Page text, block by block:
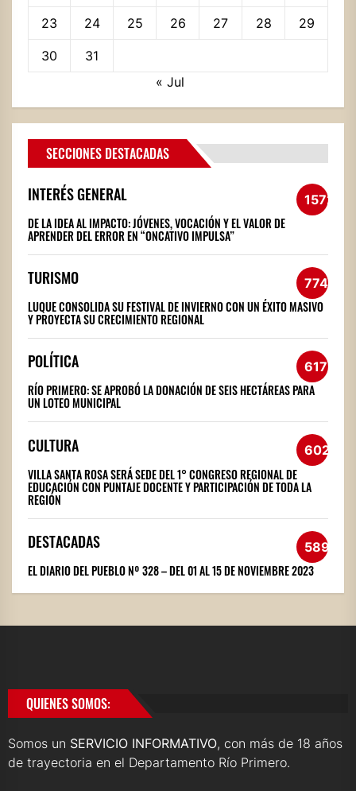
23 24 25 26 27 28 29
30
31
« Jul
SECCIONES DESTACADAS
INTERÉS GENERAL 1572
DE LA IDEA AL IMPACTO: JÓVENES, VOCACIÓN Y EL VALOR DE
APRENDER DEL ERROR EN “ONCATIVO IMPULSA”
TURISMO 774
LUQUE CONSOLIDA SU FESTIVAL DE INVIERNO CON UN ÉXITO MASIVO
Y PROYECTA SU CRECIMIENTO REGIONAL
POLÍTICA 617
RÍO PRIMERO: SE APROBÓ LA DONACIÓN DE SEIS HECTÁREAS PARA
UN LOTEO MUNICIPAL
CULTURA 602
VILLA SANTA ROSA SERÁ SEDE DEL 1° CONGRESO REGIONAL DE
EDUCACIÓN CON PUNTAJE DOCENTE Y PARTICIPACIÓN DE TODA LA
REGIÓN
DESTACADAS 589
EL DIARIO DEL PUEBLO Nº 328 – DEL 01 AL 15 DE NOVIEMBRE 2023
QUIENES SOMOS:
Somos un SERVICIO INFORMATIVO, con más de 18 años
de trayectoria en el Departamento Río Primero.